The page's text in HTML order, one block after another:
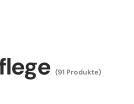
(91 Produkte)